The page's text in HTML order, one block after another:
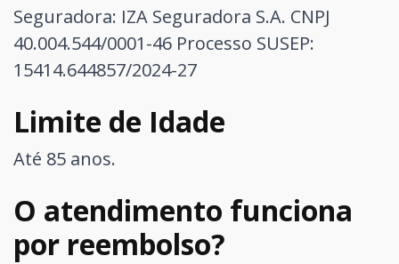
Seguradora: IZA Seguradora S.A. CNPJ
40.004.544/0001-46 Processo SUSEP:
15414.644857/2024-27
Limite de Idade
Até 85 anos.
O atendimento funciona
por reembolso?